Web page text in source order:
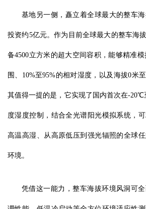
基地另一侧，矗立着全球最大的整车
投资约5亿元。作为目前全球最大的整车海
备4500立方米的超大空间容积，能够精准
围、10%至95%的相对湿度，以及海拔0米
其值得一提的是，它实现了国内首次在-
度湿度控制，结合全光谱阳光模拟系统，
高温高湿、从高原低压到强光辐照的全球
环境。
凭借这一能力，整车海拔环境风洞可